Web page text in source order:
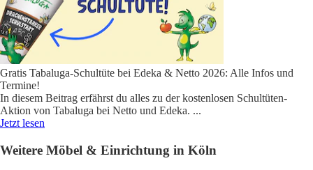
Gratis Tabaluga-Schultüte bei Edeka & Netto 2026: Alle Infos und
Termine!
In diesem Beitrag erfährst du alles zu der kostenlosen Schultüten-
Aktion von Tabaluga bei Netto und Edeka. ...
Jetzt lesen
Weitere Möbel & Einrichtung in Köln